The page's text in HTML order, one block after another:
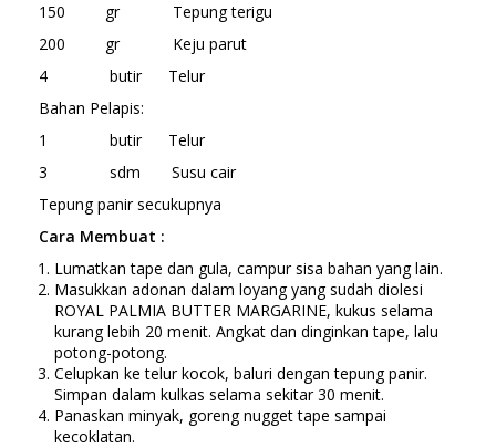
150 gr Tepung terigu
200 gr Keju parut
4 butir Telur
Bahan Pelapis:
1 butir Telur
3 sdm Susu cair
Tepung panir secukupnya
Cara Membuat :
Lumatkan tape dan gula, campur sisa bahan yang lain.
Masukkan adonan dalam loyang yang sudah diolesi
ROYAL PALMIA BUTTER MARGARINE, kukus selama
kurang lebih 20 menit. Angkat dan dinginkan tape, lalu
potong-potong.
Celupkan ke telur kocok, baluri dengan tepung panir.
Simpan dalam kulkas selama sekitar 30 menit.
Panaskan minyak, goreng nugget tape sampai
kecoklatan.